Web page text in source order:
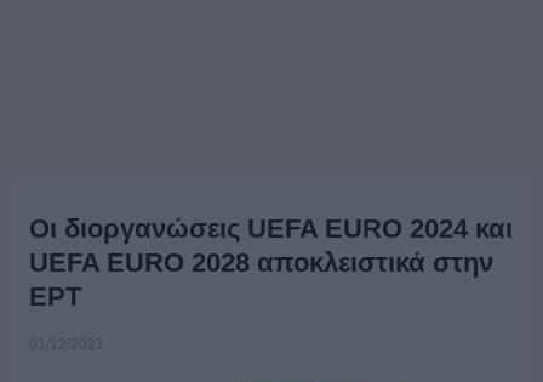
Οι διοργανώσεις UEFA EURO 2024 και
UEFA EURO 2028 αποκλειστικά στην
ΕΡΤ
01/12/2021